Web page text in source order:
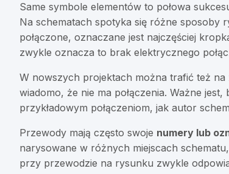
Same symbole elementów to połowa
Na schematach spotyka się różne sposoby
połączone, oznaczane jest najczęściej
zwykle oznacza to brak elektrycznego
W nowszych projektach można trafić też na
wiadomo, że nie ma połączenia. Ważne
przykładowym połączeniom, jak autor
Przewody mają często swoje numery lub
narysowane w różnych miejscach
przy przewodzie na rysunku zwykle